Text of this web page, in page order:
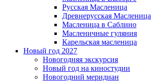
Русская Масленица
Древнерусская Масленица
Масленица в Саблино
Масленичные гуляния
Карельская масленица
Новый год 2027
Новогодняя экскурсия
Новый год на киностудии
Новогодний меридиан